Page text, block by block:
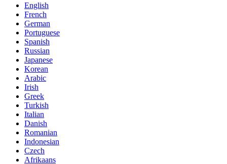
English
French
German
Portuguese
Spanish
Russian
Japanese
Korean
Arabic
Irish
Greek
Turkish
Italian
Danish
Romanian
Indonesian
Czech
Afrikaans